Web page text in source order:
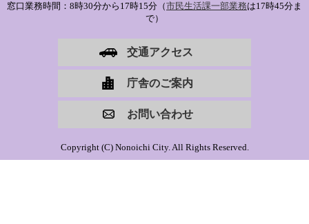
窓口業務時間：8時30分から17時15分（市民生活課一部業務は17時45分ま
で）
交通アクセス
庁舎のご案内
お問い合わせ
Copyright (C) Nonoichi City. All Rights Reserved.